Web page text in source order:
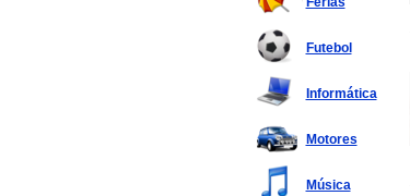
Futebol
Informática
Motores
Música